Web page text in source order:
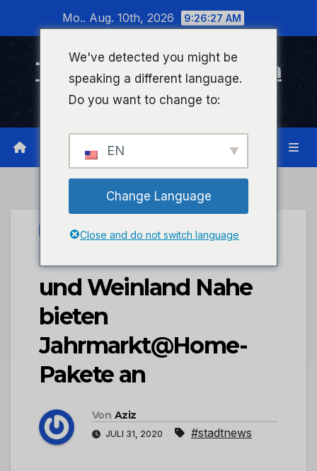
wechseln
Mo.. Aug. 10th, 2026 9:26:27 AM
Timeline Bad Kreuznach
Infonetzwerk für Bad Kreuznach
STADTKREUZNACH
Schaustellerverband
und Weinland Nahe
bieten
Jahrmarkt@Home-
Pakete an
Von Aziz
JULI 31, 2020 #stadtnews
We've detected you might be
speaking a different language.
Do you want to change to:
EN
Change Language
Close and do not switch language